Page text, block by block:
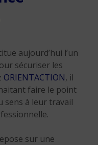
aujourd’hui l’un
sécuriser les
ORIENTACTION, il
faire le point
sens à leur travail
sur une